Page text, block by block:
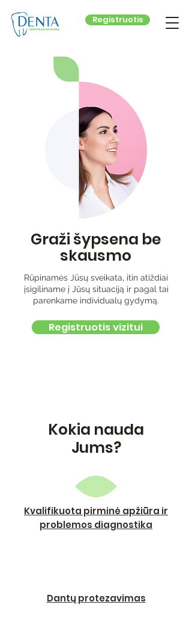
Registruotis
Graži šypsena be
skausmo
Rūpinamės Jūsų sveikata, itin atiždiai
įsigiliname į Jūsų situaciją ir pagal tai
parenkame individualų gydymą.
Registruotis vizitui
Kokia nauda
Jums?
Kvalifikuota pirminė apžiūra ir
problemos diagnostika
Dantų protezavimas